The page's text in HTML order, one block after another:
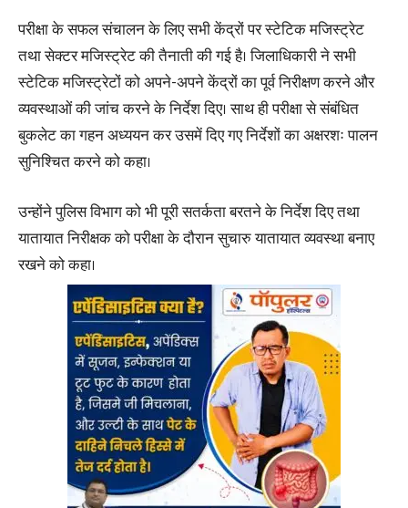
परीक्षा के सफल संचालन के लिए सभी केंद्रों पर स्टेटिक मजिस्ट्रेट
तथा सेक्टर मजिस्ट्रेट की तैनाती की गई है। जिलाधिकारी ने सभी
स्टेटिक मजिस्ट्रेटों को अपने-अपने केंद्रों का पूर्व निरीक्षण करने और
व्यवस्थाओं की जांच करने के निर्देश दिए। साथ ही परीक्षा से संबंधित
बुकलेट का गहन अध्ययन कर उसमें दिए गए निर्देशों का अक्षरशः पालन
सुनिश्चित करने को कहा।
उन्होंने पुलिस विभाग को भी पूरी सतर्कता बरतने के निर्देश दिए तथा
यातायात निरीक्षक को परीक्षा के दौरान सुचारु यातायात व्यवस्था बनाए
रखने को कहा।